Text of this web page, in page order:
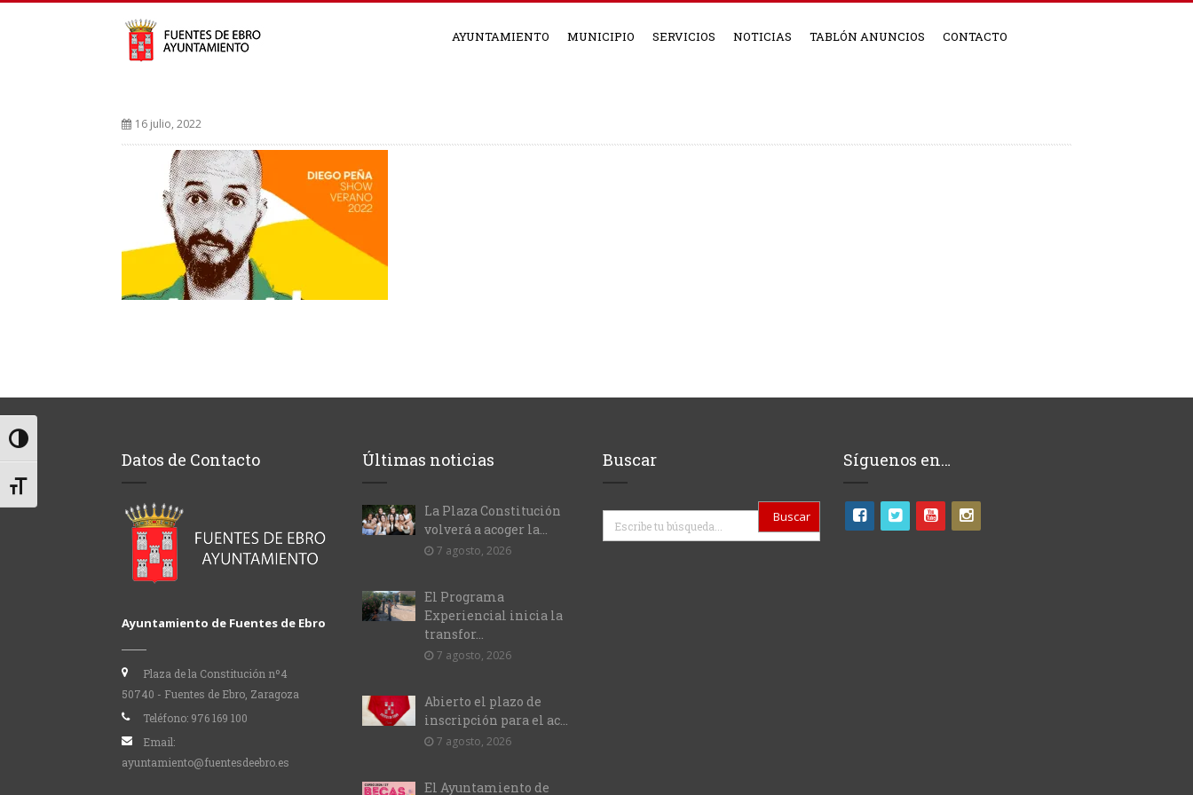
Alternar alto contraste
Alternar tamaño de letra
AYUNTAMIENTO MUNICIPIO SERVICIOS NOTICIAS TABLÓN ANUNCIOS CONTACTO
16 julio, 2022
Datos de Contacto
Ayuntamiento de Fuentes de Ebro
Plaza de la Constitución nº4
50740 - Fuentes de Ebro, Zaragoza
Teléfono: 976 169 100
Email:
ayuntamiento@fuentesdeebro.es
Últimas noticias
La Plaza Constitución
volverá a acoger la...
7 agosto, 2026
El Programa
Experiencial inicia la
transfor...
7 agosto, 2026
Abierto el plazo de
inscripción para el ac...
7 agosto, 2026
El Ayuntamiento de
Buscar
Buscar
Síguenos en…